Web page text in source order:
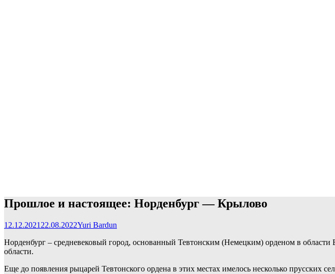
Прошлое и настоящее: Норденбург — Крылово
12.12.2021 22.08.2022Yuri Bardun
Норденбург – средневековый город, основанный Тевтонским (Немецким) орденом в
области.
Еще до появления рыцарей Тевтонского ордена в этих местах имелось несколько прусских